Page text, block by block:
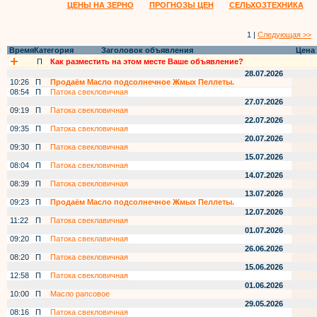
ЦЕНЫ НА ЗЕРНО ПРОГНОЗЫ ЦЕН СЕЛЬХОЗТЕХНИКА
1 | Следующая >>
ВремяКатегория Заголовок объявления
Цена
П
Как разместить на этом месте Ваше объявление?
28.07.2026
10:26
П
Продаём Масло подсолнечное Жмых Пеллеты.
08:54
П
Патока свекловичная
27.07.2026
09:19
П
Патока свекловичная
22.07.2026
09:35
П
Патока свекловичная
20.07.2026
09:30
П
Патока свекловичная
15.07.2026
08:04
П
Патока свекловичная
14.07.2026
08:39
П
Патока свекловичная
13.07.2026
09:23
П
Продаём Масло подсолнечное Жмых Пеллеты.
12.07.2026
11:22
П
Патока свеклавичная
01.07.2026
09:20
П
Патока свеклавичная
26.06.2026
08:20
П
Патока свекловичная
15.06.2026
12:58
П
Патока свекловичная
01.06.2026
10:00
П
Масло рапсовое
29.05.2026
08:16
П
Патока свекловичная